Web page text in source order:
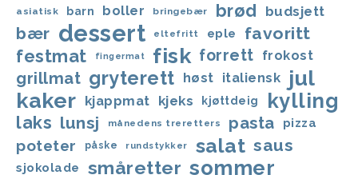
asiatisk barn boller bringebær brød budsjett
bær dessert eltefritt eple favoritt
festmat fingermat fisk forrett frokost
grillmat gryterett høst italiensk
jul
kaker kjappmat kjeks kjøttdeig kylling
laks lunsj månedens treretters pasta pizza
poteter påske rundstykker salat saus
sjokolade småretter sommer